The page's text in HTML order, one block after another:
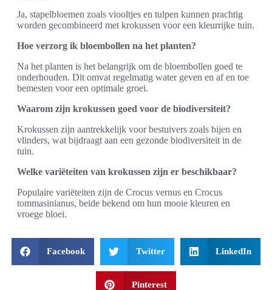
Ja, stapelbloemen zoals viooltjes en tulpen kunnen prachtig
worden gecombineerd met krokussen voor een kleurrijke tuin.
Hoe verzorg ik bloembollen na het planten?
Na het planten is het belangrijk om de bloembollen goed te
onderhouden. Dit omvat regelmatig water geven en af en toe
bemesten voor een optimale groei.
Waarom zijn krokussen goed voor de biodiversiteit?
Krokussen zijn aantrekkelijk voor bestuivers zoals bijen en
vlinders, wat bijdraagt aan een gezonde biodiversiteit in de
tuin.
Welke variëteiten van krokussen zijn er beschikbaar?
Populaire variëteiten zijn de Crocus vernus en Crocus
tommasinianus, beide bekend om hun mooie kleuren en
vroege bloei.
Facebook Twitter LinkedIn
Pinterest